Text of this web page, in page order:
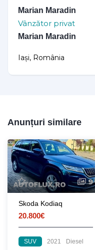
Marian Maradin
Vânzător privat
Marian Maradin
Iași, România
Anunțuri similare
9
Skoda Kodiaq
20.800€
SUV 2021
Diesel